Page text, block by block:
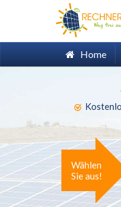
Home
Wählen
Sie aus!